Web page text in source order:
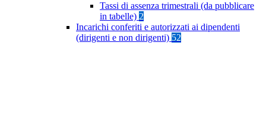
Tassi di assenza trimestrali (da pubblicare
in tabelle) 2
Incarichi conferiti e autorizzati ai dipendenti
(dirigenti e non dirigenti) 52